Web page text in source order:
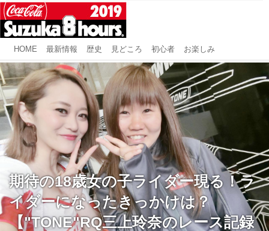
HOME 最新情報 歴史 見どころ 初心者 お楽しみ
期待の18歳女の子ライダー現る！ラ
イダーになったきっかけは？
【"TONE"RQ三上玲奈のレース記録